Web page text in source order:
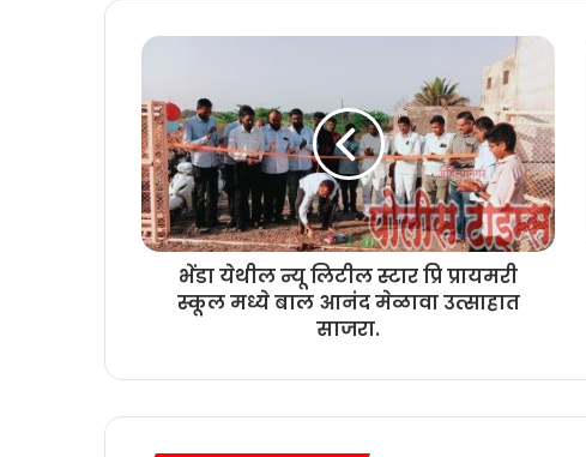
भेंडा येथील न्यू लिटील स्टार प्रि प्रायमरी
स्कूल मध्ये बाल आनंद मेळावा उत्साहात
साजरा.